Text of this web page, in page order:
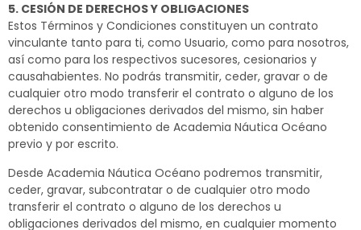
5. CESIÓN DE DERECHOS Y OBLIGACIONES
Estos Términos y Condiciones constituyen un contrato
vinculante tanto para ti, como Usuario, como para nosotros,
así como para los respectivos sucesores, cesionarios y
causahabientes. No podrás transmitir, ceder, gravar o de
cualquier otro modo transferir el contrato o alguno de los
derechos u obligaciones derivados del mismo, sin haber
obtenido consentimiento de Academia Náutica Océano
previo y por escrito.
Desde Academia Náutica Océano podremos transmitir,
ceder, gravar, subcontratar o de cualquier otro modo
transferir el contrato o alguno de los derechos u
obligaciones derivados del mismo, en cualquier momento